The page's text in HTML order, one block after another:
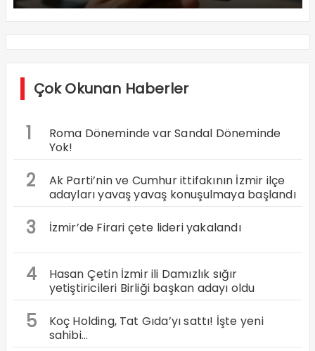
Çok Okunan Haberler
1
Roma Döneminde var Sandal Döneminde
Yok!
2
Ak Parti’nin ve Cumhur ittifakının İzmir ilçe
adayları yavaş yavaş konuşulmaya başlandı
3 İzmir’de Firari çete lideri yakalandı
4
Hasan Çetin İzmir ili Damızlık sığır
yetiştiricileri Birliği başkan adayı oldu
5
Koç Holding, Tat Gıda’yı sattı! İşte yeni
sahibi…